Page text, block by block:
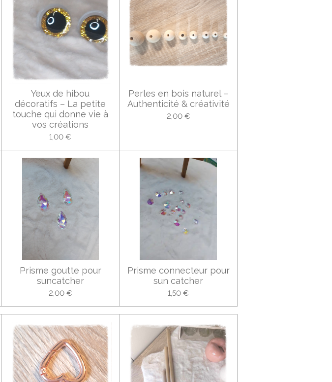
Yeux de hibou
décoratifs – La petite
touche qui donne vie à
vos créations
1,00 €
Perles en bois naturel –
Authenticité & créativité
2,00 €
Prisme goutte pour
suncatcher
2,00 €
Prisme connecteur pour
sun catcher
1,50 €